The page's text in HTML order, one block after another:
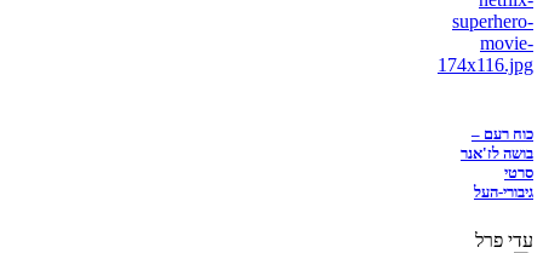
כוח רעם –
בושה לז'אנר
סרטי
גיבורי-העל
עדי פרל